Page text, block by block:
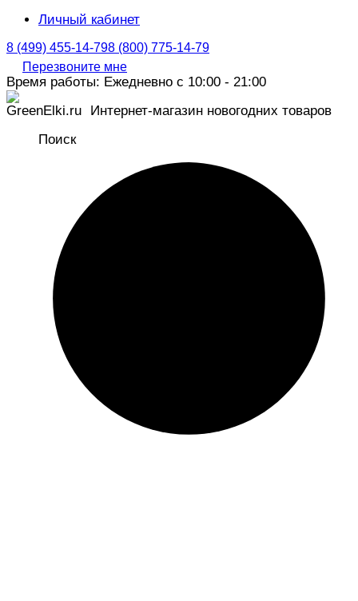
Личный кабинет
8 (499) 455-14-798 (800) 775-14-79
Перезвоните мне
Время работы: Ежедневно с 10:00 - 21:00
Интернет-магазин новогодних товаров
Поиск